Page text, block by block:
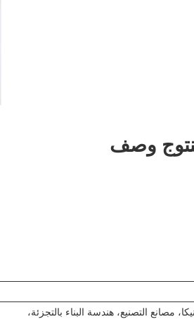
وصف
مصانع التصنيع، هندسة البناء بالتجزئة،